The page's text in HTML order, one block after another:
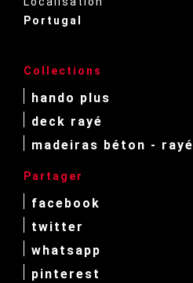
Portugal
Collections
hando plus
deck rayé
madeiras béton - rayé
Partager
facebook
twitter
whatsapp
pinterest